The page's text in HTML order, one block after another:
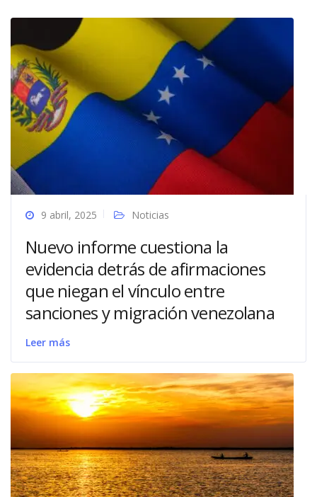
9 abril, 2025 Noticias
Nuevo informe cuestiona la
evidencia detrás de afirmaciones
que niegan el vínculo entre
sanciones y migración venezolana
Leer más